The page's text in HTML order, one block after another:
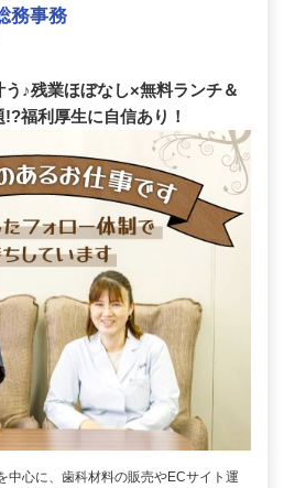
務事務
う♪残業ほぼなし×無料ランチ＆
福利厚生に自信あり！
中心に、歯科材料の販売やECサイト運